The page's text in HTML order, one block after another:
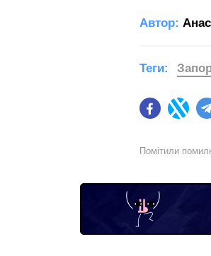
Автор:
Facebook
Теги:
Помітили